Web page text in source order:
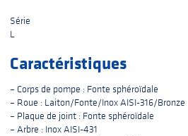
Série
L
Caractéristiques
– Corps de pompe : Fonte sphéroïdale
– Roue : Laiton/Fonte/Inox AISI-316/Bronze
– Plaque de joint : Fonte sphéroïdale
– Arbre : Inox AISI-431